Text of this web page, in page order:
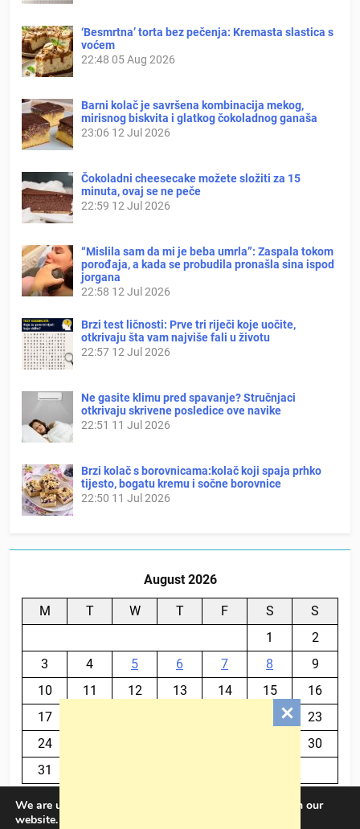
‘Besmrtna’ torta bez pečenja: Kremasta slastica s
voćem
22:48 05 Aug 2026
Barni kolač je savršena kombinacija mekog,
mirisnog biskvita i glatkog čokoladnog ganaša
23:06 12 Jul 2026
Čokoladni cheesecake možete složiti za 15
minuta, ovaj se ne peče
22:59 12 Jul 2026
“Mislila sam da mi je beba umrla”: Zaspala tokom
porođaja, a kada se probudila pronašla sina ispod
jorgana
22:58 12 Jul 2026
Brzi test ličnosti: Prve tri riječi koje uočite,
otkrivaju šta vam najviše fali u životu
22:57 12 Jul 2026
Ne gasite klimu pred spavanje? Stručnjaci
otkrivaju skrivene posledice ove navike
22:51 11 Jul 2026
Brzi kolač s borovnicama:kolač koji spaja prhko
tijesto, bogatu kremu i sočne borovnice
22:50 11 Jul 2026
August 2026
M T W T F S
S
1
2
3
4 5 6 7 8
9
10
11 12 13 14 15
16
17
23
24
30
31
We are using cookies to give you the best experience on our
website.